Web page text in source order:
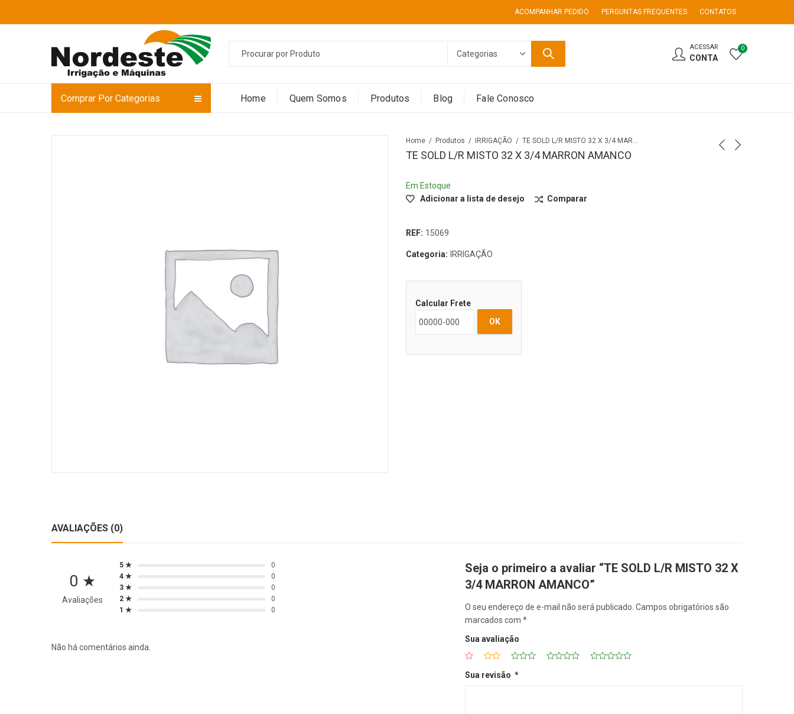
ACOMPANHAR PEDIDO PERGUNTAS FREQUENTES CONTATOS
ACESSAR
CONTA
0
Comprar Por Categorias Home Quem Somos Produtos Blog Fale Conosco
Home Produtos IRRIGAÇÃO TE SOLD L/R MISTO 32 X 3/4 MARRON AMANCO
TE SOLD L/R MISTO 32 X 3/4 MARRON AMANCO
Em Estoque
Adicionar a lista de desejo
Comparar
REF: 15069
Categoria: IRRIGAÇÃO
Calcular Frete
OK
AVALIAÇÕES (0)
0 ★
Avaliações
5 ★
0
4 ★
0
3 ★
0
2 ★
0
1 ★
0
Não há comentários ainda.
Seja o primeiro a avaliar “TE SOLD L/R MISTO 32 X
3/4 MARRON AMANCO”
O seu endereço de e-mail não será publicado. Campos obrigatórios são
marcados com *
Sua avaliação
Sua revisão *